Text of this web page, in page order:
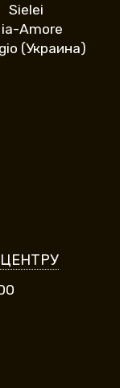
Sielei
Amore
(Украина)